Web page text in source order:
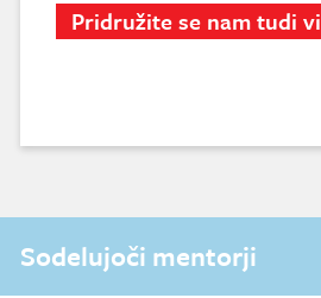
Pridružite se nam tudi vi
Sodelujoči mentorji